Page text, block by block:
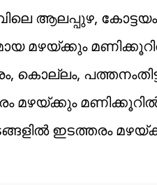
ആലപ്പുഴ,
മഴയ്ക്കും
കൊല്ലം,
മഴയ്ക്കും
ഇടത്തരം